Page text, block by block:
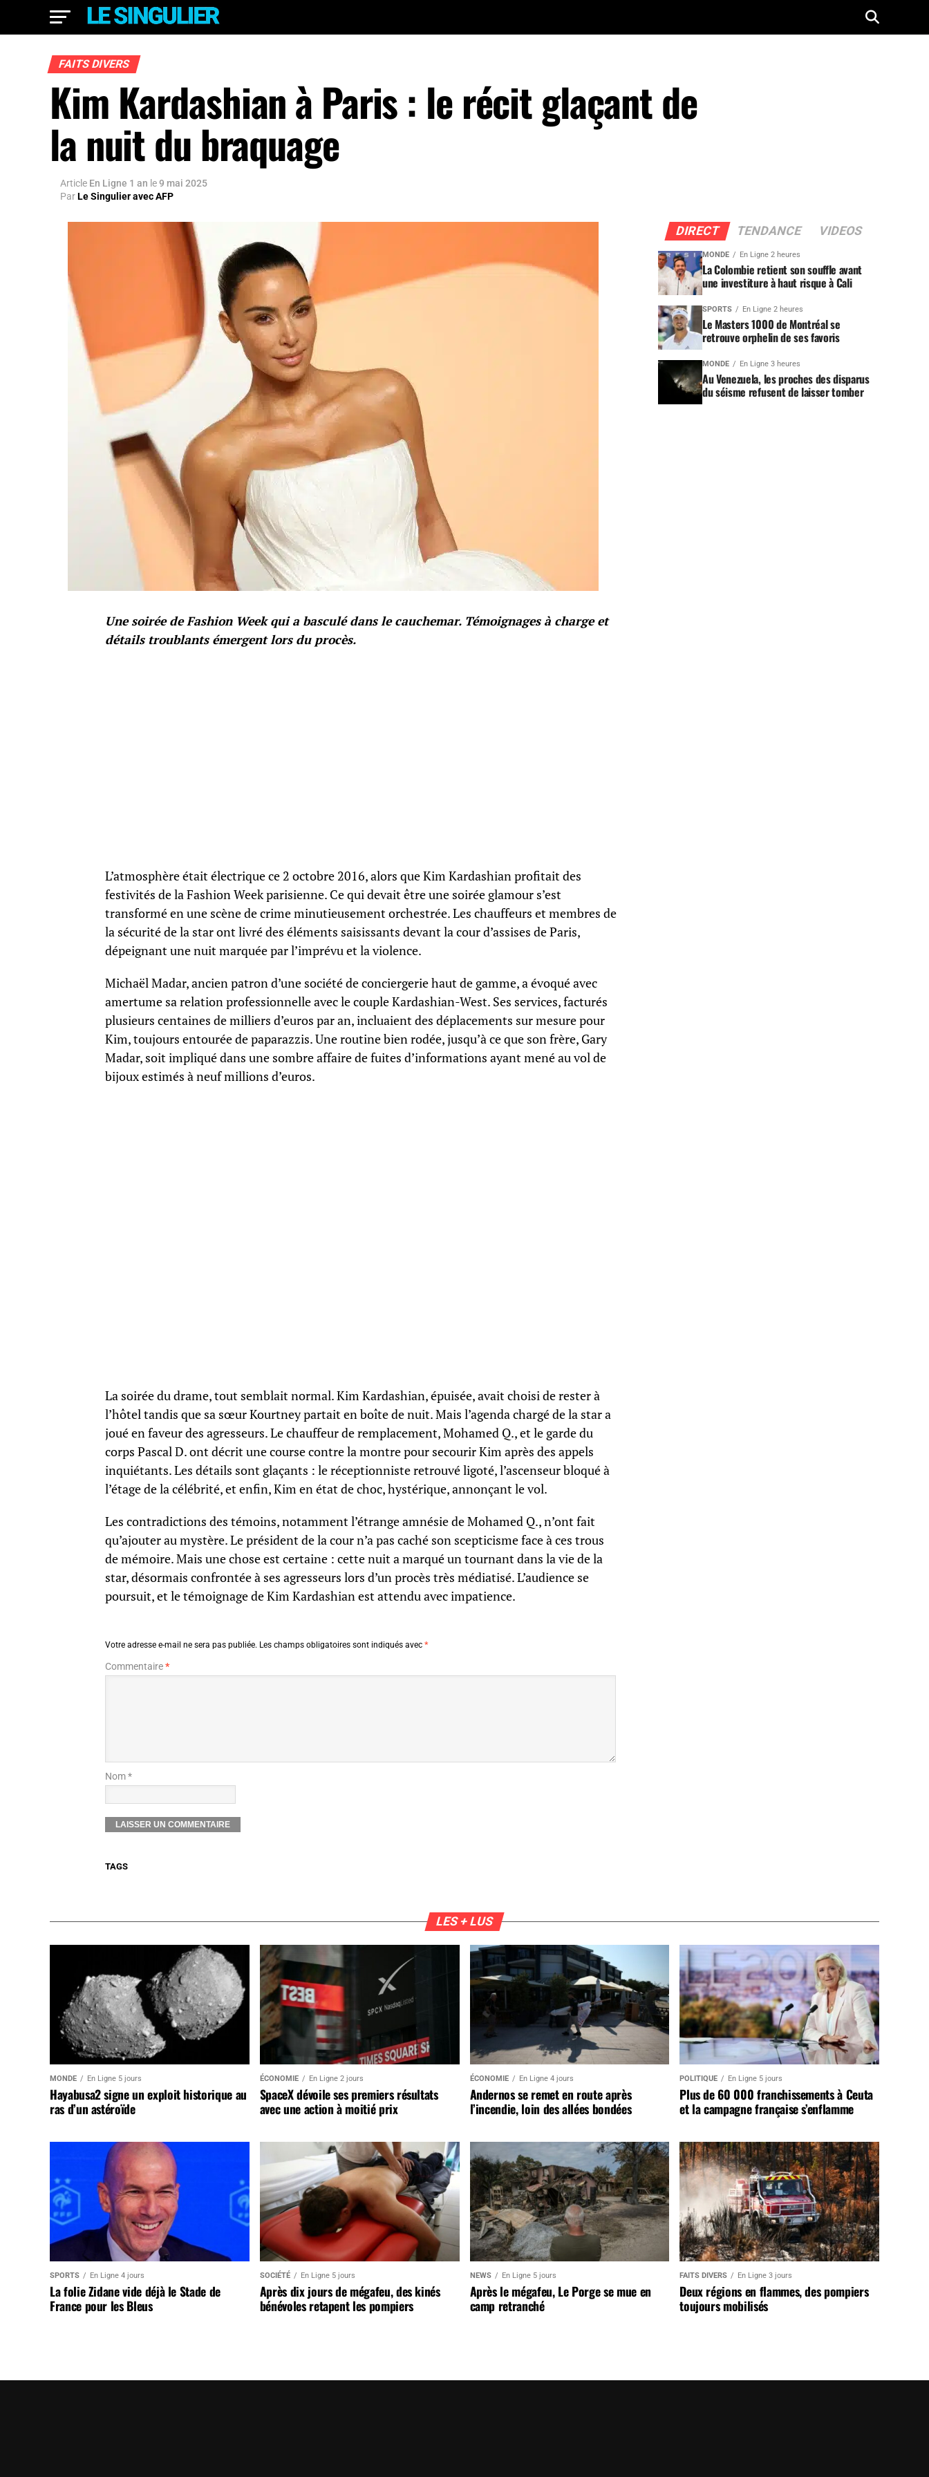
FAITS DIVERS
Kim Kardashian à Paris : le récit glaçant de
la nuit du braquage
Article En Ligne 1 an le9 mai 2025
ParLe Singulier avec AFP
Une soirée de Fashion Week qui a basculé dans le cauchemar. Témoignages à charge et
détails troublants émergent lors du procès.
L’atmosphère était électrique ce 2 octobre 2016, alors que Kim Kardashian profitait des
festivités de la Fashion Week parisienne. Ce qui devait être une soirée glamour s’est
transformé en une scène de crime minutieusement orchestrée. Les chauffeurs et membres de
la sécurité de la star ont livré des éléments saisissants devant la cour d’assises de Paris,
dépeignant une nuit marquée par l’imprévu et la violence.
Michaël Madar, ancien patron d’une société de conciergerie haut de gamme, a évoqué avec
amertume sa relation professionnelle avec le couple Kardashian-West. Ses services, facturés
plusieurs centaines de milliers d’euros par an, incluaient des déplacements sur mesure pour
Kim, toujours entourée de paparazzis. Une routine bien rodée, jusqu’à ce que son frère, Gary
Madar, soit impliqué dans une sombre affaire de fuites d’informations ayant mené au vol de
bijoux estimés à neuf millions d’euros.
La soirée du drame, tout semblait normal. Kim Kardashian, épuisée, avait choisi de rester à
l’hôtel tandis que sa sœur Kourtney partait en boîte de nuit. Mais l’agenda chargé de la star a
joué en faveur des agresseurs. Le chauffeur de remplacement, Mohamed Q., et le garde du
corps Pascal D. ont décrit une course contre la montre pour secourir Kim après des appels
inquiétants. Les détails sont glaçants : le réceptionniste retrouvé ligoté, l’ascenseur bloqué à
l’étage de la célébrité, et enfin, Kim en état de choc, hystérique, annonçant le vol.
Les contradictions des témoins, notamment l’étrange amnésie de Mohamed Q., n’ont fait
qu’ajouter au mystère. Le président de la cour n’a pas caché son scepticisme face à ces trous
de mémoire. Mais une chose est certaine : cette nuit a marqué un tournant dans la vie de la
star, désormais confrontée à ses agresseurs lors d’un procès très médiatisé. L’audience se
poursuit, et le témoignage de Kim Kardashian est attendu avec impatience.
Votre adresse e-mail ne sera pas publiée. Les champs obligatoires sont indiqués avec *
Commentaire*
Nom *
TAGS
DIRECT TENDANCE VIDEOS
MONDE En Ligne 2 heures
La Colombie retient son souffle avant
une investiture à haut risque à Cali
SPORTS En Ligne 2 heures
Le Masters 1000 de Montréal se
retrouve orphelin de ses favoris
MONDE En Ligne 3 heures
Au Venezuela, les proches des disparus
du séisme refusent de laisser tomber
LES + LUS
MONDE En Ligne 5 jours
Hayabusa2 signe un exploit historique au
ras d’un astéroïde
ÉCONOMIE En Ligne 2 jours
SpaceX dévoile ses premiers résultats
avec une action à moitié prix
ÉCONOMIE En Ligne 4 jours
Andernos se remet en route après
l’incendie, loin des allées bondées
POLITIQUE En Ligne 5 jours
Plus de 60 000 franchissements à Ceuta
et la campagne française s’enflamme
SPORTS En Ligne 4 jours
La folie Zidane vide déjà le Stade de
France pour les Bleus
SOCIÉTÉ En Ligne 5 jours
Après dix jours de mégafeu, des kinés
bénévoles retapent les pompiers
NEWS En Ligne 5 jours
Après le mégafeu, Le Porge se mue en
camp retranché
FAITS DIVERS En Ligne 3 jours
Deux régions en flammes, des pompiers
toujours mobilisés